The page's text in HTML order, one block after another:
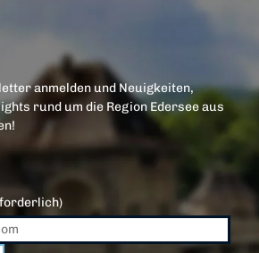
anmelden und Neuigkeiten,
rund um die Region Edersee aus